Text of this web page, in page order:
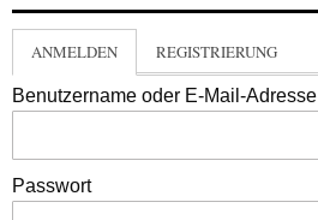
ANMELDEN REGISTRIERUNG
Benutzername oder E-Mail-Adresse
Passwort